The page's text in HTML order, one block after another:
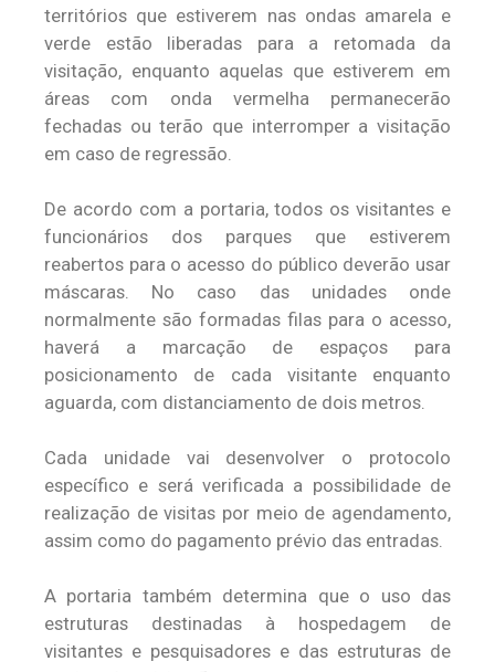
territórios que estiverem nas ondas amarela e
verde estão liberadas para a retomada da
visitação, enquanto aquelas que estiverem em
áreas com onda vermelha permanecerão
fechadas ou terão que interromper a visitação
em caso de regressão.
De acordo com a portaria, todos os visitantes e
funcionários dos parques que estiverem
reabertos para o acesso do público deverão usar
máscaras. No caso das unidades onde
normalmente são formadas filas para o acesso,
haverá a marcação de espaços para
posicionamento de cada visitante enquanto
aguarda, com distanciamento de dois metros.
Cada unidade vai desenvolver o protocolo
específico e será verificada a possibilidade de
realização de visitas por meio de agendamento,
assim como do pagamento prévio das entradas.
A portaria também determina que o uso das
estruturas destinadas à hospedagem de
visitantes e pesquisadores e das estruturas de